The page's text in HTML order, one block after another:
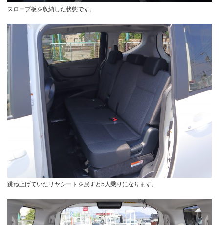
スロープ板を収納した状態です。
跳ね上げていたリヤシートを戻すと5人乗りになります。